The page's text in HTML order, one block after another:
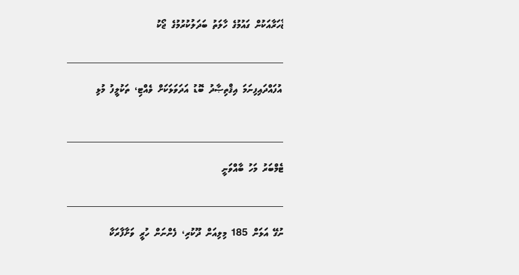
ހަތް ލެޕްޓޮޕުން ގައުމު ހިންގުމާއި މުޒާހަރާއަކުން ގައުމުގެ ހާލަތު ބަދަލުކުރުމުގެ ޖޯކު
''ޤައުމު ހަލަބޮލިކޮށް، ހަމަނުޖެހުން އުފައްދައިފިނަމަ އިޤްތިޞާދު ބޮޑު އަދަވަޅަކަށް ވެއްޓި، ތަކުލީފު މުޅި
އެމްޑީޕީގެ ކޮންގްރެސް އަންނަ ސެޕްޓެމްބަރު މަހު ބާއްވަނީ
އެމްޑީޕީ ސަރުކާރުގައި ހުޅުދޫ އިންޖީނުގޭ އަޅަން 185 މިލިއަން ދޫކުރި، ފެންނަން ހުރީ ވަށާފާރަކާ